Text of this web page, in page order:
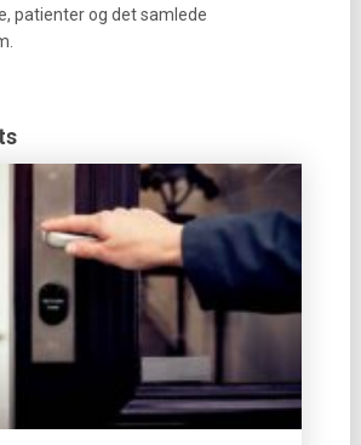
patienter og det samlede